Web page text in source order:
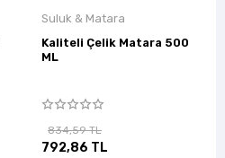
Suluk & Matara
Kaliteli Çelik Matara 500
ML
834,59 TL
792,86 TL